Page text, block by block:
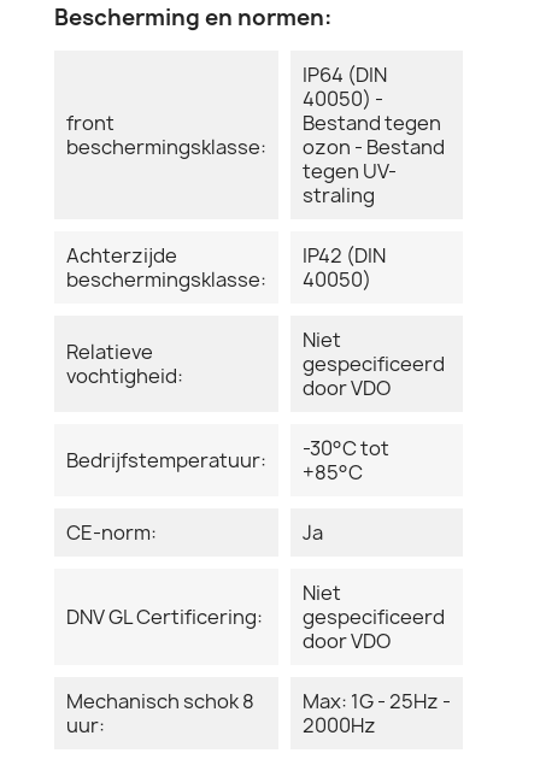
Bescherming en normen:
front
beschermingsklasse:
IP64 (DIN
40050) -
Bestand tegen
ozon - Bestand
tegen UV-
straling
Achterzijde
beschermingsklasse:
IP42 (DIN
40050)
Relatieve
vochtigheid:
Niet
gespecificeerd
door VDO
Bedrijfstemperatuur:
-30°C tot
+85°C
CE-norm: Ja
DNV GL Certificering:
Niet
gespecificeerd
door VDO
Mechanisch schok 8
uur:
Max: 1G - 25Hz -
2000Hz